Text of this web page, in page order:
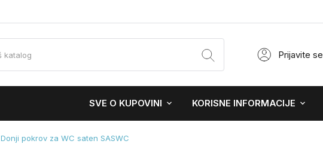
Prijavite se
SVE O KUPOVINI KORISNE INFORMACIJE
Donji pokrov za WC saten SASWC